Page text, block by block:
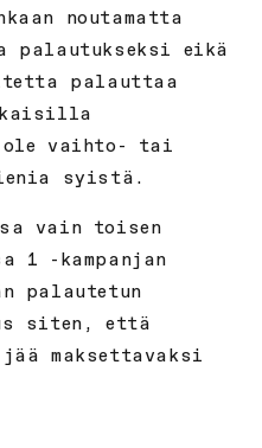
noutamatta
eikä
palauttaa
ole vaihto- tai
syistä.
vain toisen
1 -kampanjan
palautetun
siten, että
maksettavaksi